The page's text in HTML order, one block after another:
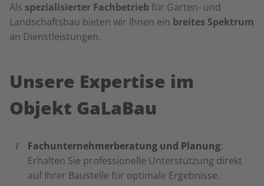
Als spezialisierter Fachbetrieb für Garten- und
Landschaftsbau bieten wir Ihnen ein breites Spektrum
an Dienstleistungen.
Unsere Expertise im
Objekt GaLaBau
Fachunternehmerberatung und Planung:
Erhalten Sie professionelle Unterstützung direkt
auf Ihrer Baustelle für optimale Ergebnisse.